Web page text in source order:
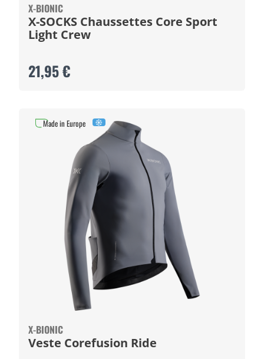
X-BIONIC
X-SOCKS Chaussettes Core Sport
Light Crew
21,95 €
X-BIONIC
Veste Corefusion Ride
Made in Europe